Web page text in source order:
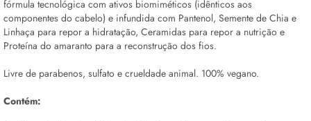
fórmula tecnológica com ativos biomiméticos (idênticos aos
componentes do cabelo) e infundida com Pantenol, Semente de Chia e
Linhaça para repor a hidratação, Ceramidas para repor a nutrição e
Proteína do amaranto para a reconstrução dos fios.
Livre de parabenos, sulfato e crueldade animal. 100% vegano.
Contém: